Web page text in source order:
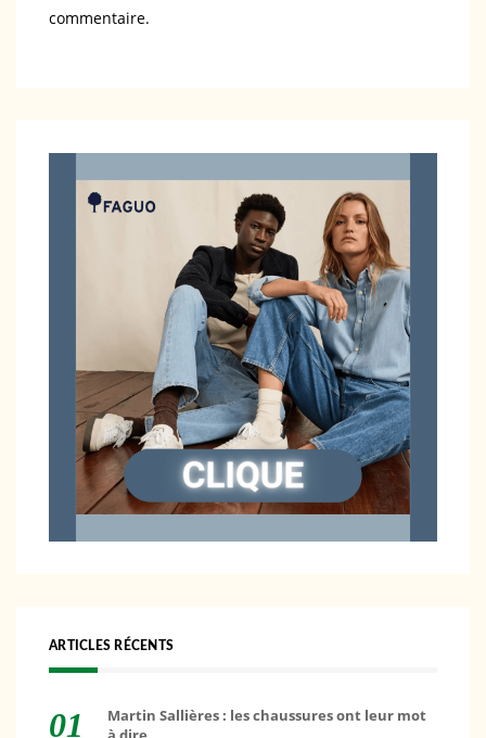
commentaire.
ARTICLES RÉCENTS
Martin Sallières : les chaussures ont leur mot